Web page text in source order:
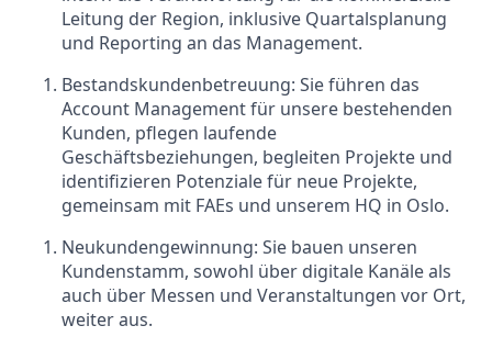
Leitung der Region, inklusive Quartalsplanung
und Reporting an das Management.
Bestandskundenbetreuung: Sie führen das
Account Management für unsere bestehenden
Kunden, pflegen laufende
Geschäftsbeziehungen, begleiten Projekte und
identifizieren Potenziale für neue Projekte,
gemeinsam mit FAEs und unserem HQ in Oslo.
Neukundengewinnung: Sie bauen unseren
Kundenstamm, sowohl über digitale Kanäle als
auch über Messen und Veranstaltungen vor Ort,
weiter aus.